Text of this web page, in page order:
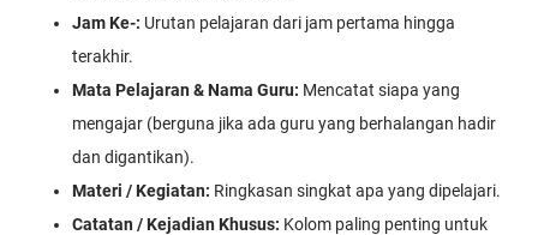
Jam Ke-: Urutan pelajaran dari jam pertama hingga
terakhir.
Mata Pelajaran & Nama Guru: Mencatat siapa yang
mengajar (berguna jika ada guru yang berhalangan hadir
dan digantikan).
Materi / Kegiatan: Ringkasan singkat apa yang dipelajari.
Catatan / Kejadian Khusus: Kolom paling penting untuk